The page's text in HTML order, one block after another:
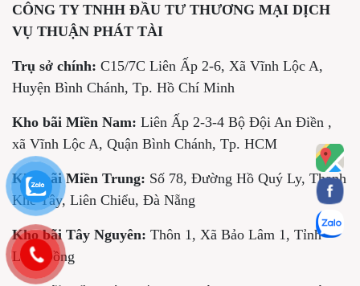
CÔNG TY TNHH ĐẦU TƯ THƯƠNG MẠI DỊCH
VỤ THUẬN PHÁT TÀI
Trụ sở chính: C15/7C Liên Ấp 2-6, Xã Vĩnh Lộc A,
Huyện Bình Chánh, Tp. Hồ Chí Minh
Kho bãi Miền Nam: Liên Ấp 2-3-4 Bộ Đội An Điền ,
xã Vĩnh Lộc A, Quận Bình Chánh, Tp. HCM
Kho bãi Miền Trung: Số 78, Đường Hồ Quý Ly, Thanh
Khê Tây, Liên Chiểu, Đà Nẵng
Kho bãi Tây Nguyên: Thôn 1, Xã Bảo Lâm 1, Tỉnh
Lâm Đồng